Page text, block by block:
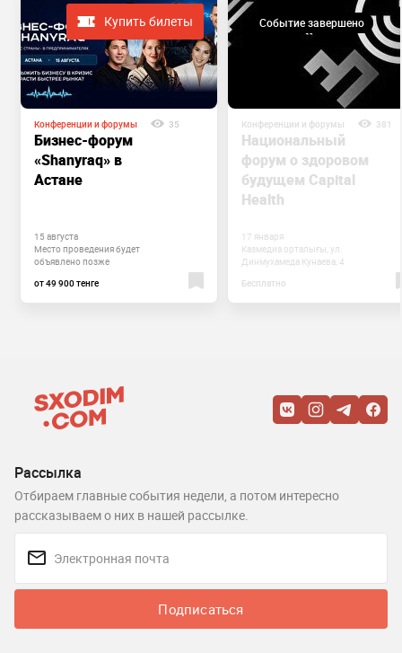
Купить билеты
Конференции и форумы 35
Бизнес-форум
«Shanyraq» в
Астане
15 августа
Место проведения будет
объявлено позже
от 49 900 тенге
Событие завершено
Конференции и форумы 381
Национальный
форум о здоровом
будущем Capital
Health
17 января
Казмедиа орталығы, ул.
Динмухамеда Кунаева, 4
Бесплатно
Рассылка
Отбираем главные события недели, а потом интересно
рассказываем о них в нашей рассылке.
Подписаться